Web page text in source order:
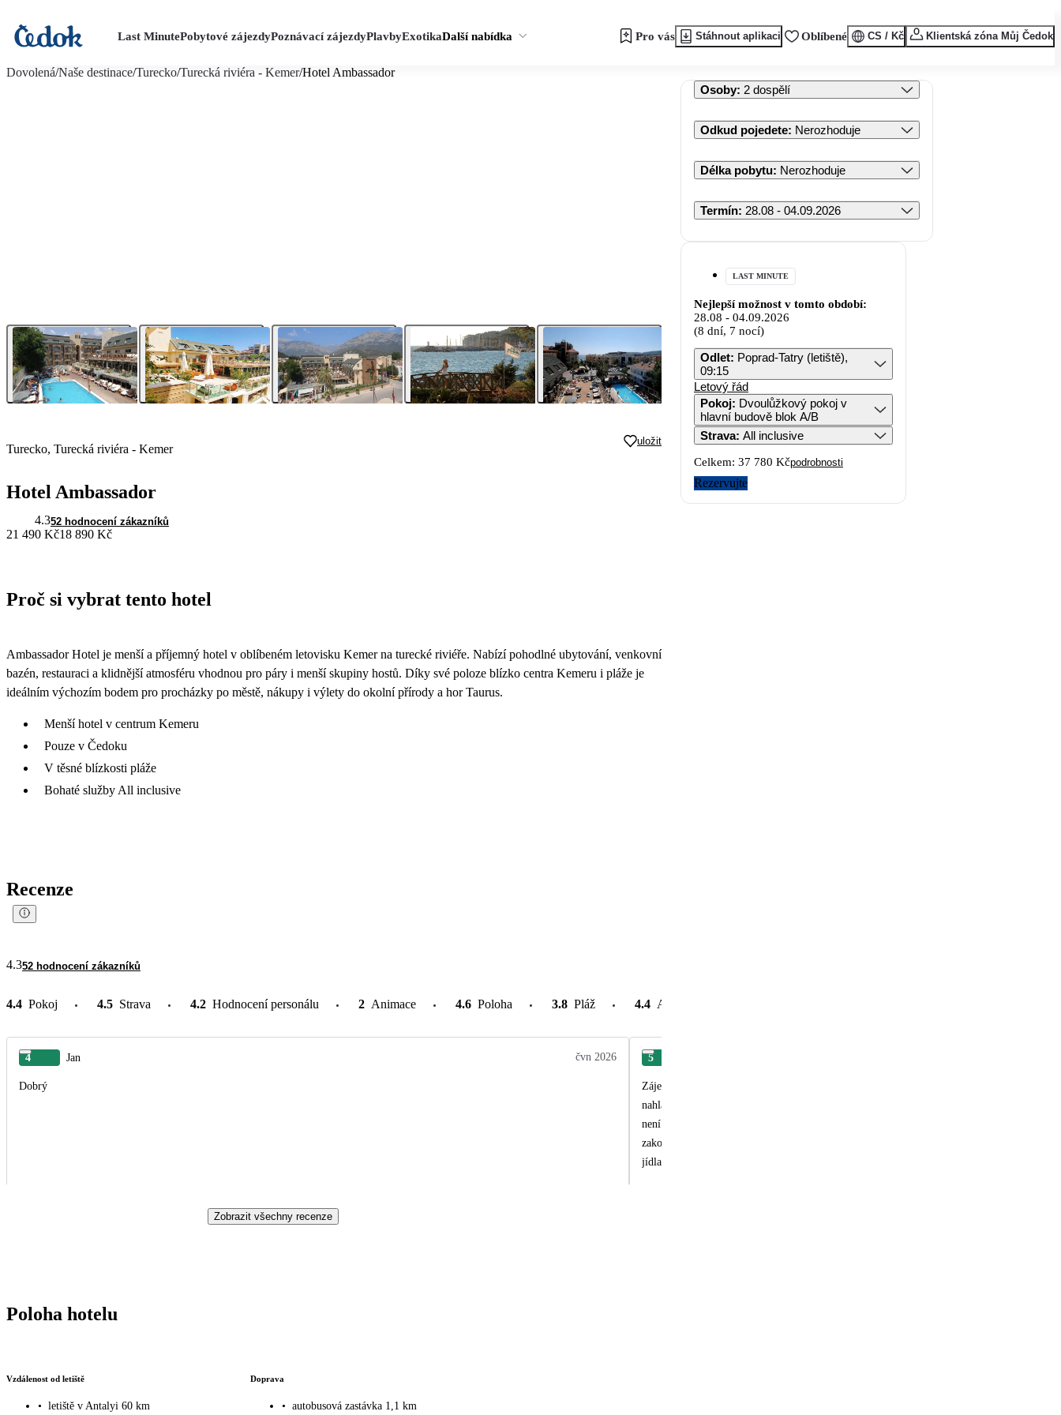
Last MinutePobytové zájezdyPoznávací zájezdyPlavbyExotikaDalší nabídka Pro vás Stáhnout aplikaci Oblíbené CS / Kč Klientská zóna Můj Čedok
Dovolená/Naše destinace/Turecko/Turecká riviéra - Kemer/Hotel Ambassador
Turecko, Turecká riviéra - Kemer
uložit
Hotel Ambassador
4.352 hodnocení zákazníků
21 490 Kč18 890 Kč
Proč si vybrat tento hotel
Ambassador Hotel je menší a příjemný hotel v oblíbeném letovisku Kemer na turecké riviéře. Nabízí pohodlné ubytování, venkovní
bazén, restauraci a klidnější atmosféru vhodnou pro páry i menší skupiny hostů. Díky své poloze blízko centra Kemeru i pláže je
ideálním výchozím bodem pro procházky po městě, nákupy i výlety do okolní přírody a hor Taurus.
Menší hotel v centrum Kemeru
Pouze v Čedoku
V těsné blízkosti pláže
Bohaté služby All inclusive
Recenze
4.352 hodnocení zákazníků
4.4 Pokoj 4.5 Strava 4.2 Hodnocení personálu 2 Animace 4.6 Poloha 3.8 Pláž 4.4 Atrakce v okolí
4 Jan čvn 2026
Dobrý
5
Zájezd byl pěkný. Hotel čistý. V recepci při náhlášení závady na trezoru se dlouho nic
nahlášení vedoucímu. V informacích o hotelu při pokynech k zájezdu bylo uvedeno, že v hotelu je pomalejší wi-fi zdarma. To ale
není pravda. Wi-fi zdarma fungovala pouze první den asi tak tři hodiny, potom byl limit wi-
zakoupit u recepce v automatu kupón na wi-fi v hodnotě 5 euro na den, 10 euro na tři dny, nebo 15 euro na zbytek pobytu.
jídla byl menší a v horší kvalitě, než v podobných hotelech, kde jsme dosud byli. Jako
Zobrazit všechny recenze
Poloha hotelu
Vzdálenost od letiště
• letiště v Antalyi 60 km
Doprava
• autobusová zastávka 1,1 km
Osoby: 2 dospělí
Odkud pojedete: Nerozhoduje
Délka pobytu: Nerozhoduje
Termín: 28.08 - 04.09.2026
LAST MINUTE
Nejlepší možnost v tomto období:
28.08 - 04.09.2026
(8 dní, 7 nocí)
Odlet: Poprad-Tatry (letiště),
09:15
Letový řád
Pokoj: Dvoulůžkový pokoj v
hlavní budově blok A/B
Strava: All inclusive
Celkem: 37 780 Kčpodrobnosti
Rezervujte